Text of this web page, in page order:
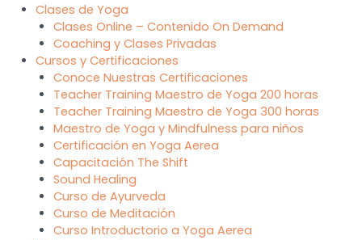
Clases de Yoga
Clases Online – Contenido On Demand
Coaching y Clases Privadas
Cursos y Certificaciones
Conoce Nuestras Certificaciones
Teacher Training Maestro de Yoga 200 horas
Teacher Training Maestro de Yoga 300 horas
Maestro de Yoga y Mindfulness para niños
Certificación en Yoga Aerea
Capacitación The Shift
Sound Healing
Curso de Ayurveda
Curso de Meditación
Curso Introductorio a Yoga Aerea